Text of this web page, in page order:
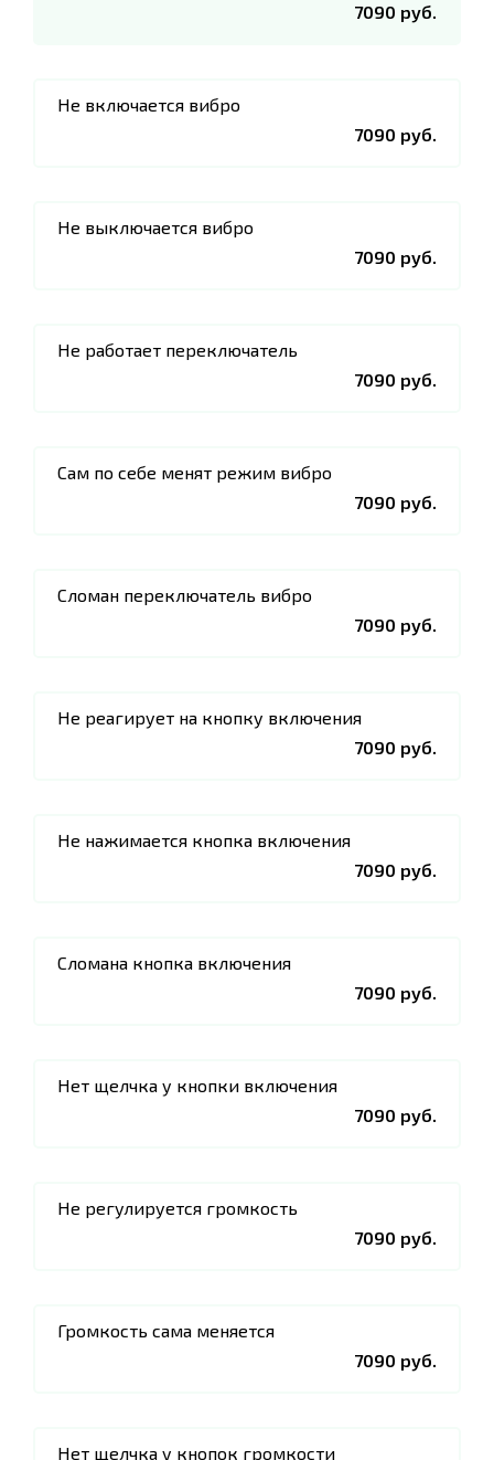
7090 руб.
Не включается вибро
7090 руб.
Не выключается вибро
7090 руб.
Не работает переключатель
7090 руб.
Сам по себе менят режим вибро
7090 руб.
Сломан переключатель вибро
7090 руб.
Не реагирует на кнопку включения
7090 руб.
Не нажимается кнопка включения
7090 руб.
Сломана кнопка включения
7090 руб.
Нет щелчка у кнопки включения
7090 руб.
Не регулируется громкость
7090 руб.
Громкость сама меняется
7090 руб.
Нет щелчка у кнопок громкости